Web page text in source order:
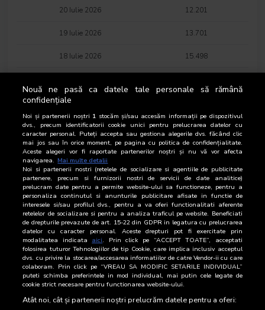
20 Iulie 2026 12.201
19 Iulie 2026 13.701
18 Iulie 2026 15.498
16 Iulie 2026
15 Iulie 2026 14.275
14 Iulie 2026 15.512
13 Iulie 2026 18.056
12 Iulie 2026 15.405
11 Iulie 2026 15.121
10 Iulie 2026 15.847
9 Iulie 2026 16.782
8 Iulie 2026
Nouă ne pasă ca datele tale personale să rămână
confidențiale
Noi și partenerii noștri 1 stocăm și/sau accesăm informații pe dispozitivul
dvs., precum identificatorii cookie unici pentru prelucrarea datelor cu
caracter personal. Puteți accepta sau gestiona alegerile dvs. făcând clic
mai jos sau în orice moment, pe pagina cu politica de confidențialitate.
Aceste alegeri vor fi raportate partenerilor noștri și nu vă vor afecta
navigarea. Mai multe detalii
Noi si partenerii nostri (retelele de socializare si agentiile de publicitate
partenere, precum si furnizorii nostri de servicii de date analitice)
prelucram date pentru a permite website-ului sa functioneze, pentru a
personaliza continutul si anunturile publicitare afisate in functie de
interesele si/sau profilul dvs., pentru a va oferi functionalitati aferente
retelelor de socializare si pentru a analiza traficul pe website. Beneficiati
de drepturile prevazute de art. 15-22 din GDPR in legatura cu prelucrarea
datelor cu caracter personal. Aceste drepturi pot fi exercitate prin
modalitatea indicata aici. Prin click pe “ACCEPT TOATE”, acceptati
folosirea tuturor Tehnologiilor de tip Cookie, care implica inclusiv acceptul
dvs. cu privire la stocarea/accesarea informatiilor de catre Vendor-ii cu care
colaboram. Prin click pe “VREAU SA MODIFIC SETARILE INDIVIDUAL”
puteti schimba preferintele in mod individual, mai putin cele legate de
cookie strict necesare pentru functionarea website-ului.
Atât noi, cât și partenerii noștri prelucrăm datele pentru a oferi: